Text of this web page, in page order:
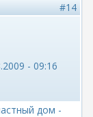
#14
- 09:16
дом -